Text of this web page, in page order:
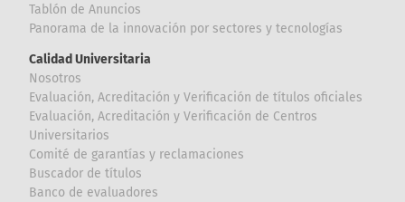
Tablón de Anuncios
Panorama de la innovación por sectores y tecnologías
Calidad Universitaria
Nosotros
Evaluación, Acreditación y Verificación de títulos oficiales
Evaluación, Acreditación y Verificación de Centros
Universitarios
Comité de garantías y reclamaciones
Buscador de títulos
Banco de evaluadores